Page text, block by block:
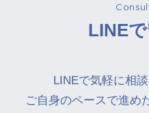
LINE
LINEで気軽に相
ご自身のペースで進め